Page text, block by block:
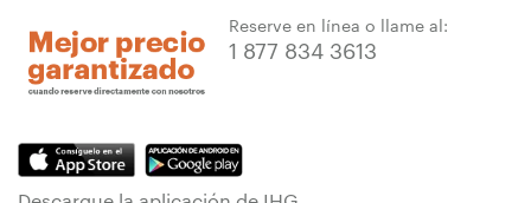
Reserve en línea o llame al:
1 877 834 3613